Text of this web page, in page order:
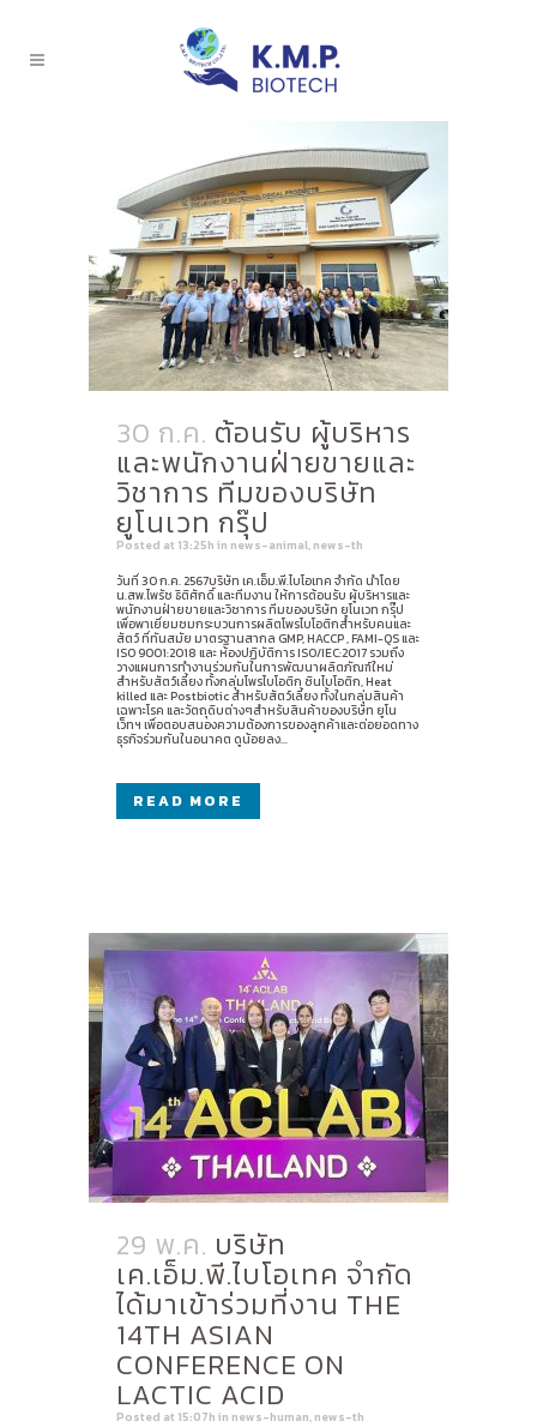
30 ก.ค. ต้อนรับ ผู้บริหาร
และพนักงานฝ่ายขายและ
วิชาการ ทีมของบริษัท
ยูโนเวท กรุ๊ป
Posted at 13:25h in news-animal, news-th
วันที่ 30 ก.ค. 2567บริษัท เค.เอ็ม.พี.ไบโอเทค จำกัด นำโดย
น.สพ.ไพรัช ธิติศักดิ์ และทีมงาน ให้การต้อนรับ ผู้บริหารและ
พนักงานฝ่ายขายและวิชาการ ทีมของบริษัท ยูโนเวท กรุ๊ป
เพื่อพาเยี่ยมชมกระบวนการผลิตโพรไบโอติกสำหรับคนและ
สัตว์ ที่ทันสมัย มาตรฐานสากล GMP, HACCP , FAMI-QS และ
ISO 9001:2018 และ ห้องปฏิบัติการ ISO/IEC:2017 รวมถึง
วางแผนการทำงานร่วมกันในการพัฒนาผลิตภัณฑ์ใหม่
สำหรับสัตว์เลี้ยง ทั้งกลุ่มโพรไบโอติก ซินไบโอติก, Heat
killed และ Postbiotic สำหรับสัตว์เลี้ยง ทั้งในกลุ่มสินค้า
เฉพาะโรค และวัตถุดิบต่างๆสำหรับสินค้าของบริษัท ยูโน
เว็ทฯ เพื่อตอบสนองความต้องการของลูกค้าและต่อยอดทาง
ธุรกิจร่วมกันในอนาคต ดูน้อยลง...
READ MORE
29 พ.ค. บริษัท
เค.เอ็ม.พี.ไบโอเทค จำกัด
ได้มาเข้าร่วมที่งาน THE
14TH ASIAN
CONFERENCE ON
LACTIC ACID
Posted at 15:07h in news-human, news-th